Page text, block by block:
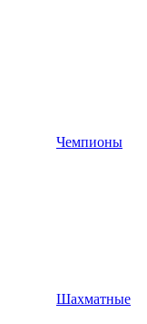
Чемпионы
Шахматные